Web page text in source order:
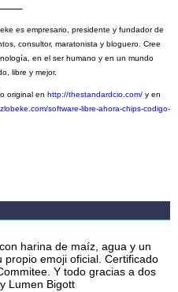
es empresario, presidente y fundador de
consultor, maratonista y bloguero. Cree
en el ser humano y en un mundo
libre y mejor.
original en http://thestandardcio.com/ y en
software-libre-ahora-chips-codigo-
harina de maíz, agua y un
emoji oficial. Certificado
Y todo gracias a dos
Lumen Bigott